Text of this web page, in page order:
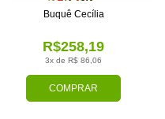
COMPRAR
3x de R$ 86,06
R$258,19
Buquê Cecília